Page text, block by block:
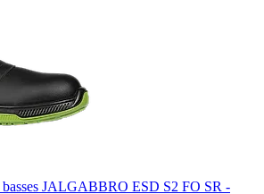
basses JALGABBRO ESD S2 FO SR -